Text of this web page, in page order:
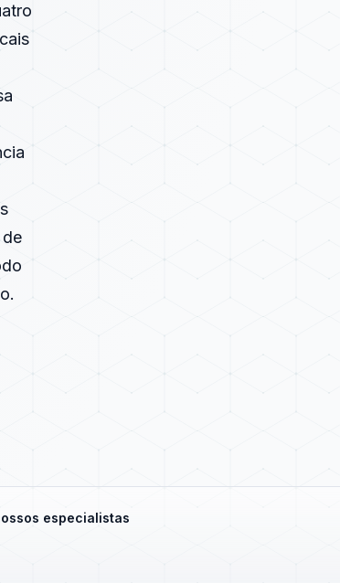
especialistas